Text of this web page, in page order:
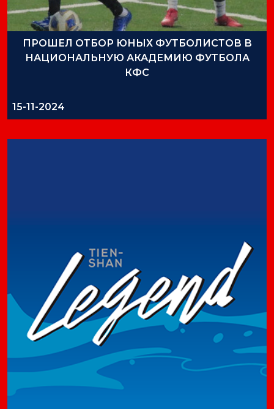
ПРОШЕЛ ОТБОР ЮНЫХ ФУТБОЛИСТОВ В
НАЦИОНАЛЬНУЮ АКАДЕМИЮ ФУТБОЛА
КФС
15-11-2024